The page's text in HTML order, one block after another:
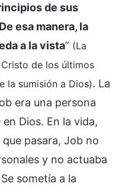
de sus
esa manera, la
a la vista” (La
Cristo de los últimos
la sumisión a Dios). La
era una persona
Dios. En la vida,
pasara, Job no
y no actuaba
sometía a la